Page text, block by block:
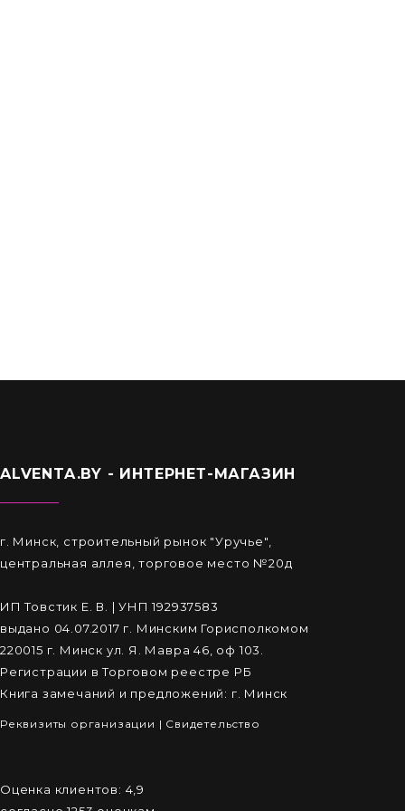
ALVENTA.BY - ИНТЕРНЕТ-МАГАЗИН
г. Минск, строительный рынок "Уручье",
центральная аллея, торговое место №20д
ИП Товстик Е. В. | УНП 192937583
выдано 04.07.2017 г. Минским Горисполкомом
220015 г. Минск ул. Я. Мавра 46, оф 103.
Регистрации в Торговом реестре РБ
Книга замечаний и предложений: г. Минск
Реквизиты организации | Cвидетельство
Оценка клиентов: 4,9